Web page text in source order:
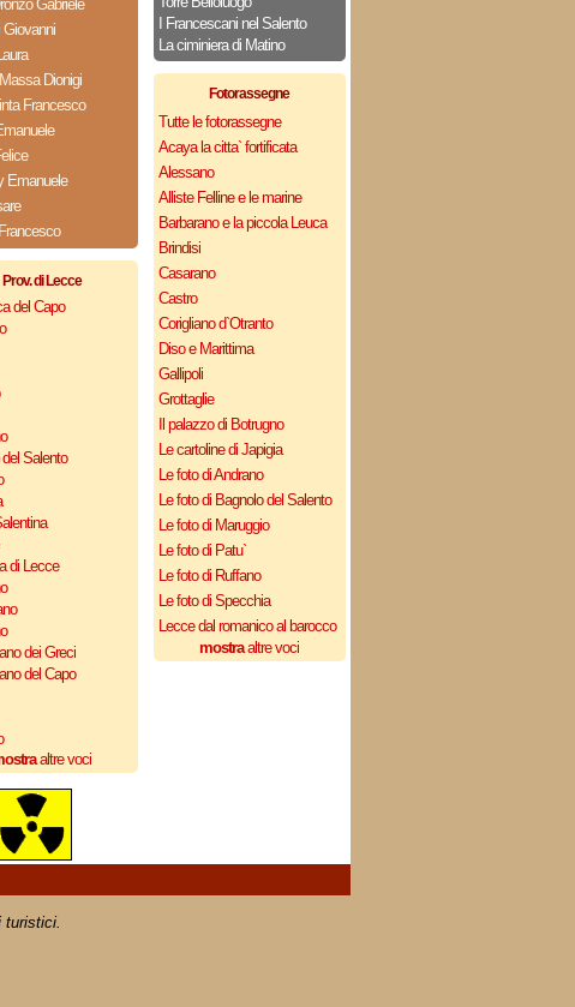
Gabriele
Giovanni
Dionigi
Francesco
Emanuele
Prov. di Lecce
del Capo
Salento
di Lecce
dei Greci
del Capo
altre voci
I Francescani nel Salento
La ciminiera di Matino
Fotorassegne
Tutte le fotorassegne
Acaya la citta` fortificata
Alessano
Alliste Felline e le marine
Barbarano e la piccola Leuca
Brindisi
Casarano
Castro
Corigliano d`Otranto
Diso e Marittima
Gallipoli
Grottaglie
Il palazzo di Botrugno
Le cartoline di Japigia
Le foto di Andrano
Le foto di Bagnolo del Salento
Le foto di Maruggio
Le foto di Patu`
Le foto di Ruffano
Le foto di Specchia
Lecce dal romanico al barocco
mostraaltre voci
turistici.